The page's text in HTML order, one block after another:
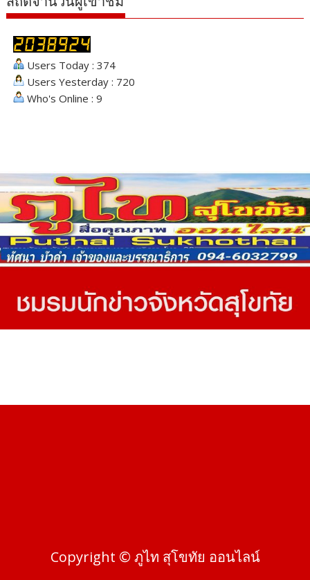
Users Today : 374
Users Yesterday : 720
Who's Online : 9
Copyright © ภูไท สุโขทัย ออนไลน์